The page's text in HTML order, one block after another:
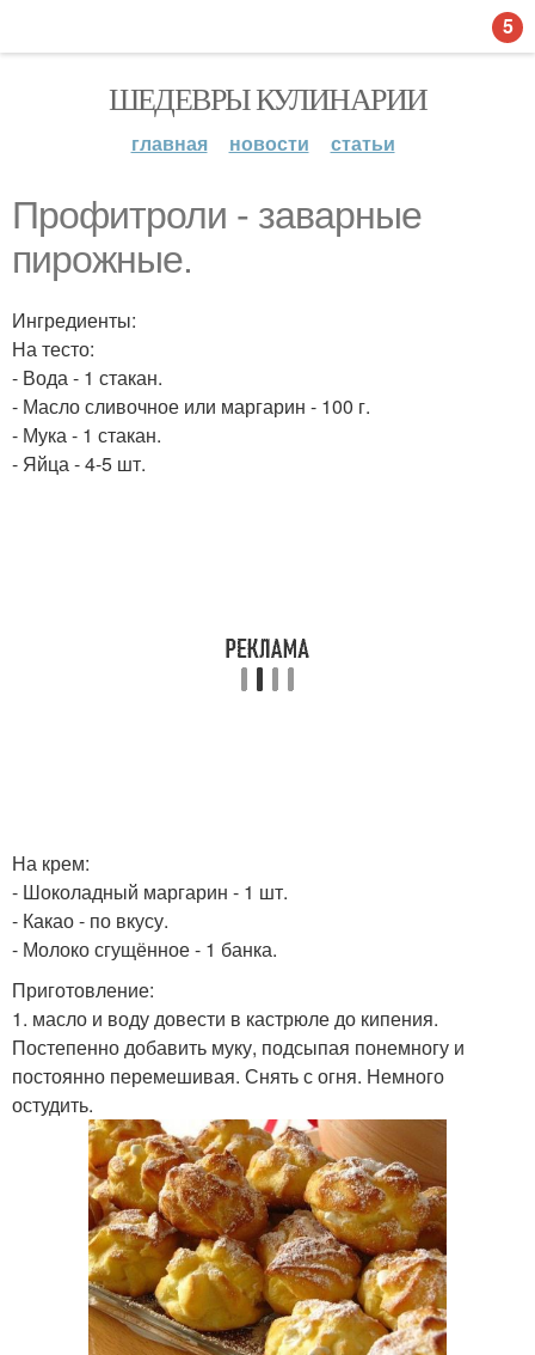
ШЕДЕВРЫ КУЛИНАРИИ
главная новости статьи
Профитроли - заварные
пирожные.
Ингредиенты:
На тесто:
- Вода - 1 стакан.
- Масло сливочное или маргарин - 100 г.
- Мука - 1 стакан.
- Яйца - 4-5 шт.
На крем:
- Шоколадный маргарин - 1 шт.
- Какао - по вкусу.
- Молоко сгущённое - 1 банка.
Приготовление:
1. масло и воду довести в кастрюле до кипения.
Постепенно добавить муку, подсыпая понемногу и
постоянно перемешивая. Снять с огня. Немного
остудить.
5